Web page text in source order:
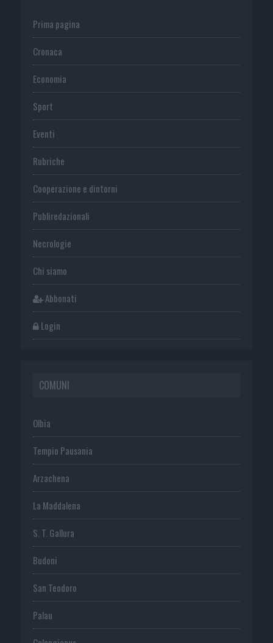
Prima pagina
Cronaca
Economia
Sport
Eventi
Rubriche
Cooperazione e dintorni
Publiredazionali
Necrologie
Chi siamo
Abbonati
Login
COMUNI
Olbia
Tempio Pausania
Arzachena
La Maddalena
S. T. Gallura
Budoni
San Teodoro
Palau